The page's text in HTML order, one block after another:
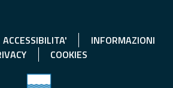
ACCESSIBILITA'
INFORMAZIONI
COOKIES